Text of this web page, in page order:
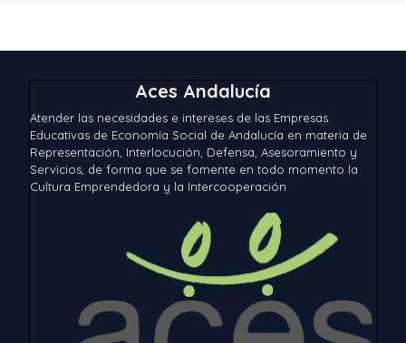
Aces Andalucía
Atender las necesidades e intereses de las Empresas
Educativas de Economía Social de Andalucía en materia de
Representación, Interlocución, Defensa, Asesoramiento y
Servicios, de forma que se fomente en todo momento la
Cultura Emprendedora y la Intercooperación